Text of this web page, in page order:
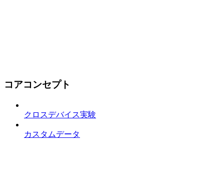
コアコンセプト
クロスデバイス実験
カスタムデータ